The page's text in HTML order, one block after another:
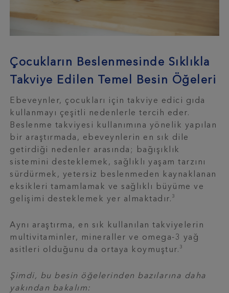
Çocukların Beslenmesinde Sıklıkla
Takviye Edilen Temel Besin Öğeleri
Ebeveynler, çocukları için takviye edici gıda
kullanmayı çeşitli nedenlerle tercih eder.
Beslenme takviyesi kullanımına yönelik yapılan
bir araştırmada, ebeveynlerin en sık dile
getirdiği nedenler arasında; bağışıklık
sistemini desteklemek, sağlıklı yaşam tarzını
sürdürmek, yetersiz beslenmeden kaynaklanan
eksikleri tamamlamak ve sağlıklı büyüme ve
gelişimi desteklemek yer almaktadır. 3
Aynı araştırma, en sık kullanılan takviyelerin
multivitaminler, mineraller ve omega-3 yağ
asitleri olduğunu da ortaya koymuştur. 3
Şimdi, bu besin öğelerinden bazılarına daha
yakından bakalım: